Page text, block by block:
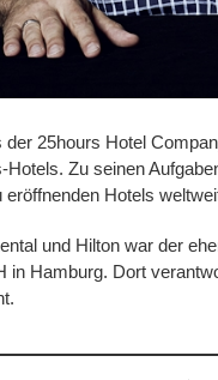
25hours Hotel
Zu seinen
Hotels
und Hilton war der
in Hamburg. Dort